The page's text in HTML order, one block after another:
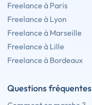
Freelance à Paris
Freelance à Lyon
Freelance à Marseille
Freelance à Lille
Freelance à Bordeaux
Questions fréquentes